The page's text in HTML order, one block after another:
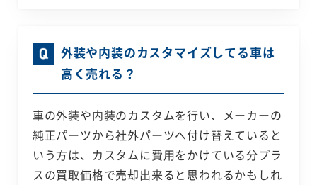
外装や内装のカスタマイズしてる車は
高く売れる？
車の外装や内装のカスタムを行い、メーカーの
純正パーツから社外パーツへ付け替えていると
いう方は、カスタムに費用をかけている分プラ
スの買取価格で売却出来ると思われるかもしれ